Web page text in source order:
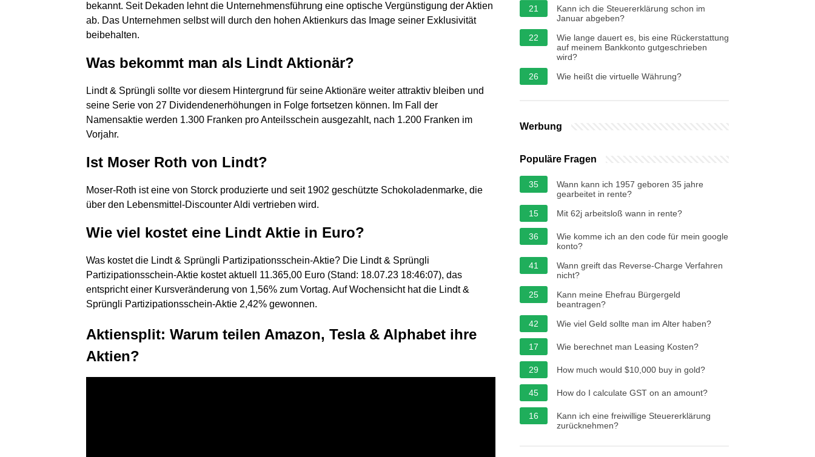
bekannt. Seit Dekaden lehnt die Unternehmensführung eine optische Vergünstigung der Aktien
ab. Das Unternehmen selbst will durch den hohen Aktienkurs das Image seiner Exklusivität
beibehalten.
Was bekommt man als Lindt Aktionär?
Lindt & Sprüngli sollte vor diesem Hintergrund für seine Aktionäre weiter attraktiv bleiben und
seine Serie von 27 Dividendenerhöhungen in Folge fortsetzen können. Im Fall der
Namensaktie werden 1.300 Franken pro Anteilsschein ausgezahlt, nach 1.200 Franken im
Vorjahr.
Ist Moser Roth von Lindt?
Moser-Roth ist eine von Storck produzierte und seit 1902 geschützte Schokoladenmarke, die
über den Lebensmittel-Discounter Aldi vertrieben wird.
Wie viel kostet eine Lindt Aktie in Euro?
Was kostet die Lindt & Sprüngli Partizipationsschein-Aktie? Die Lindt & Sprüngli
Partizipationsschein-Aktie kostet aktuell 11.365,00 Euro (Stand: 18.07.23 18:46:07), das
entspricht einer Kursveränderung von 1,56% zum Vortag. Auf Wochensicht hat die Lindt &
Sprüngli Partizipationsschein-Aktie 2,42% gewonnen.
Aktiensplit: Warum teilen Amazon, Tesla & Alphabet ihre
Aktien?
21
Kann ich die Steuererklärung schon im
Januar abgeben?
22
Wie lange dauert es, bis eine Rückerstattung
auf meinem Bankkonto gutgeschrieben
wird?
26
Wie heißt die virtuelle Währung?
Werbung
Populäre Fragen
35
Wann kann ich 1957 geboren 35 jahre
gearbeitet in rente?
15
Mit 62j arbeitsloß wann in rente?
36
Wie komme ich an den code für mein google
konto?
41
Wann greift das Reverse-Charge Verfahren
nicht?
25
Kann meine Ehefrau Bürgergeld
beantragen?
42
Wie viel Geld sollte man im Alter haben?
17 Wie berechnet man Leasing Kosten?
29 How much would $10,000 buy in gold?
45 How do I calculate GST on an amount?
16
Kann ich eine freiwillige Steuererklärung
zurücknehmen?